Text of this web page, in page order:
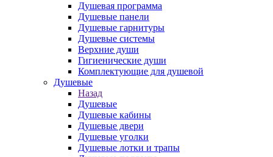
Душевая программа
Душевые панели
Душевые гарнитуры
Душевые системы
Верхние души
Гигиенические души
Комплектующие для душевой
Душевые
Назад
Душевые
Душевые кабины
Душевые двери
Душевые уголки
Душевые лотки и трапы